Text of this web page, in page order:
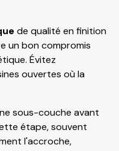
de qualité en finition
un bon compromis
Évitez
ouvertes où la
sous-couche avant
étape, souvent
l'accroche,